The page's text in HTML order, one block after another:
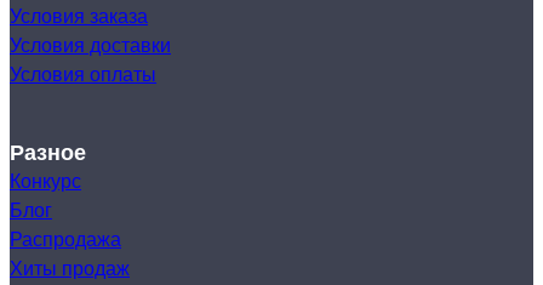
Условия заказа
Условия доставки
Условия оплаты
Разное
Конкурс
Блог
Распродажа
Хиты продаж